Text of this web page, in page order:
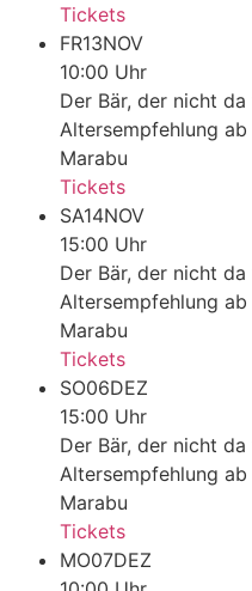
Tickets
FR13NOV
10:00 Uhr
Der Bär, der nicht da
Altersempfehlung
Marabu
Tickets
SA14NOV
15:00 Uhr
Der Bär, der nicht da
Altersempfehlung
Marabu
Tickets
SO06DEZ
15:00 Uhr
Der Bär, der nicht da
Altersempfehlung
Marabu
Tickets
MO07DEZ